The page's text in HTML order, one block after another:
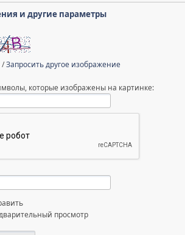
и другие параметры
/Запросить другое изображение
которые изображены на картинке:
просмотр